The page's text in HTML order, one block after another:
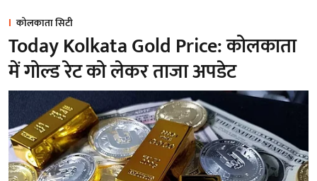
कोलकाता सिटी
Today Kolkata Gold Price: कोलकाता
में गोल्ड रेट को लेकर ताजा अपडेट